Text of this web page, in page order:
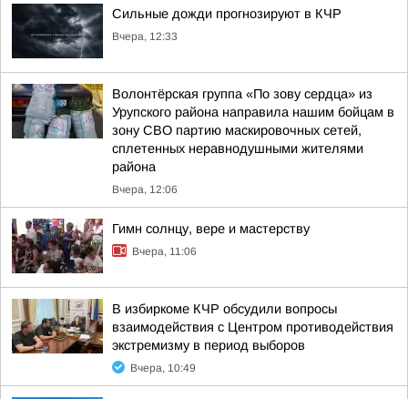
Сильные дожди прогнозируют в КЧР
Вчера, 12:33
Волонтёрская группа «По зову сердца» из
Урупского района направила нашим бойцам в
зону СВО партию маскировочных сетей,
сплетенных неравнодушными жителями
района
Вчера, 12:06
Гимн солнцу, вере и мастерству
Вчера, 11:06
В избиркоме КЧР обсудили вопросы
взаимодействия с Центром противодействия
экстремизму в период выборов
Вчера, 10:49